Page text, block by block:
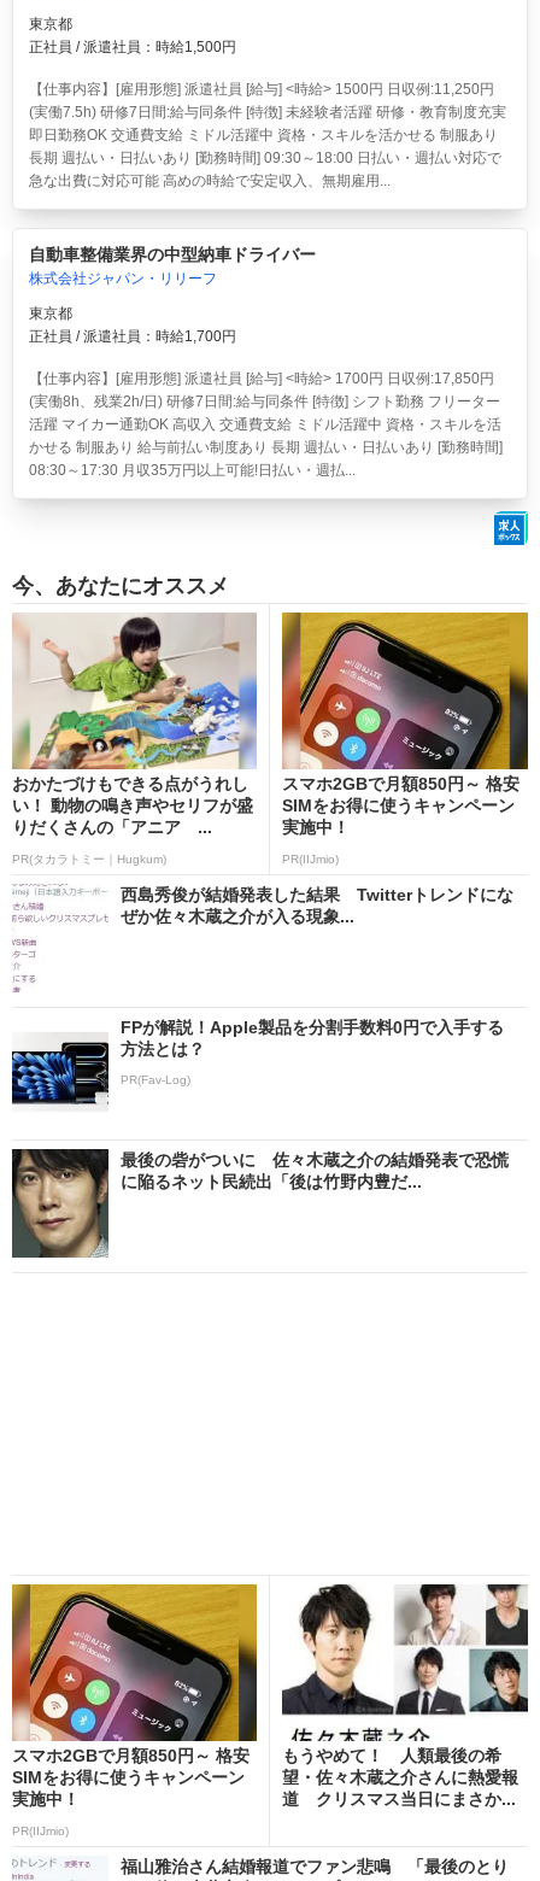
東京都
正社員 / 派遣社員：時給1,500円
【仕事内容】[雇用形態] 派遣社員 [給与] <時給> 1500円 日収例:11,250円
(実働7.5h) 研修7日間:給与同条件 [特徴] 未経験者活躍 研修・教育制度充実
即日勤務OK 交通費支給 ミドル活躍中 資格・スキルを活かせる 制服あり
長期 週払い・日払いあり [勤務時間] 09:30～18:00 日払い・週払い対応で
急な出費に対応可能 高めの時給で安定収入、無期雇用...
自動車整備業界の中型納車ドライバー
株式会社ジャパン・リリーフ
東京都
正社員 / 派遣社員：時給1,700円
【仕事内容】[雇用形態] 派遣社員 [給与] <時給> 1700円 日収例:17,850円
(実働8h、残業2h/日) 研修7日間:給与同条件 [特徴] シフト勤務 フリーター
活躍 マイカー通勤OK 高収入 交通費支給 ミドル活躍中 資格・スキルを活
かせる 制服あり 給与前払い制度あり 長期 週払い・日払いあり [勤務時間]
08:30～17:30 月収35万円以上可能!日払い・週払...
今、あなたにオススメ
おかたづけもできる点がうれし
い！ 動物の鳴き声やセリフが盛
りだくさんの「アニア ...
PR(タカラトミー｜Hugkum)
スマホ2GBで月額850円～ 格安
SIMをお得に使うキャンペーン
実施中！
PR(IIJmio)
西島秀俊が結婚発表した結果 Twitterトレンドにな
ぜか佐々木蔵之介が入る現象...
FPが解説！Apple製品を分割手数料0円で入手する
方法とは？
PR(Fav-Log)
最後の砦がついに 佐々木蔵之介の結婚発表で恐慌
に陥るネット民続出「後は竹野内豊だ...
スマホ2GBで月額850円～ 格安
SIMをお得に使うキャンペーン
実施中！
PR(IIJmio)
もうやめて！ 人類最後の希
望・佐々木蔵之介さんに熱愛報
道 クリスマス当日にまさか...
福山雅治さん結婚報道でファン悲鳴 「最後のとり